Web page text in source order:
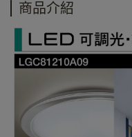
商品介紹